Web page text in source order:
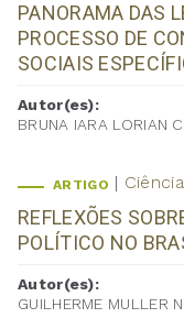
PANORAMA DAS
PROCESSO DE
SOCIAIS
Autor(es):
BRUNA IARA LORIAN
ARTIGO
REFLEXÕES
POLÍTICO NO
Autor(es):
GUILHERME MULLER